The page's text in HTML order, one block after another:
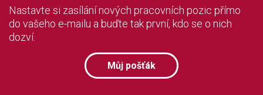
Nastavte si zasílání nových pracovních pozic přímo
do vašeho e-mailu a buďte tak první, kdo se o nich
dozví.
Můj pošťák